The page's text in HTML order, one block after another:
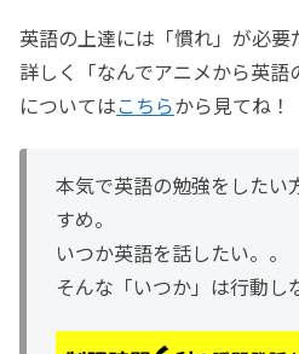
英語の上達には「慣れ」が必要
詳しく「なんでアニメから英語
についてはこちらから見てね！
本気で英語の勉強をしたい
すめ。
いつか英語を話したい。。
そんな「いつか」は行動し